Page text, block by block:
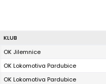
KLUB
OK Jilemnice
OK Lokomotiva Pardubice
OK Lokomotiva Pardubice